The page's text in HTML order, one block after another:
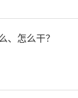
声与
·颂
是一
、怎么干？